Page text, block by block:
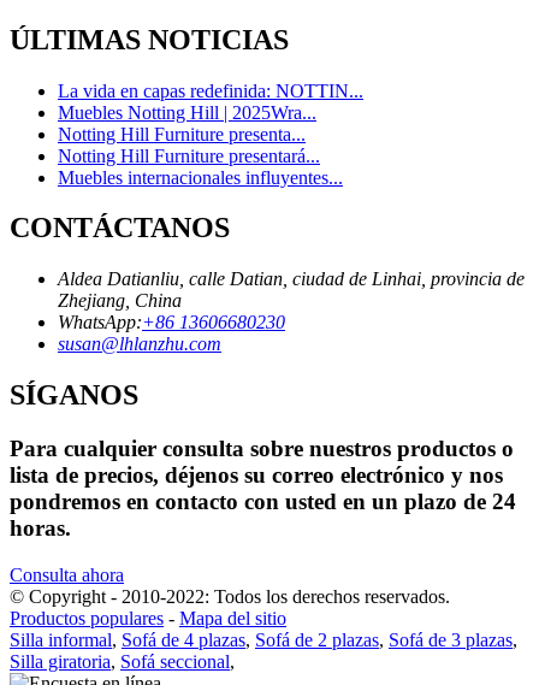
ÚLTIMAS NOTICIAS
La vida en capas redefinida: NOTTIN...
Muebles Notting Hill | 2025Wra...
Notting Hill Furniture presenta...
Notting Hill Furniture presentará...
Muebles internacionales influyentes...
CONTÁCTANOS
Aldea Datianliu, calle Datian, ciudad de Linhai, provincia de
Zhejiang, China
WhatsApp:+86 13606680230
susan@lhlanzhu.com
SÍGANOS
Para cualquier consulta sobre nuestros productos o
lista de precios, déjenos su correo electrónico y nos
pondremos en contacto con usted en un plazo de 24
horas.
Consulta ahora
© Copyright - 2010-2022: Todos los derechos reservados.
Productos populares - Mapa del sitio
Silla informal, Sofá de 4 plazas, Sofá de 2 plazas, Sofá de 3 plazas,
Silla giratoria, Sofá seccional,